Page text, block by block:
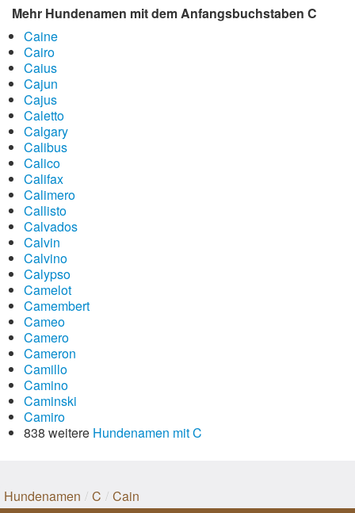
Mehr Hundenamen mit dem Anfangsbuchstaben C
Caine
Cairo
Caius
Cajun
Cajus
Caletto
Calgary
Calibus
Calico
Califax
Calimero
Callisto
Calvados
Calvin
Calvino
Calypso
Camelot
Camembert
Cameo
Camero
Cameron
Camillo
Camino
Caminski
Camiro
838 weitere Hundenamen mit C
Hundenamen / C / Cain